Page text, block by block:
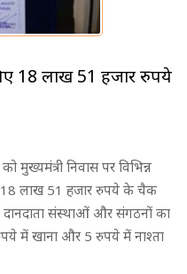
18 लाख 51 हजार रुपये
मुख्यमंत्री निवास पर विभिन्न
18 लाख 51 हजार रुपये के चैक
दानदाता संस्थाओं और संगठनों का
में खाना और 5 रुपये में नाश्ता